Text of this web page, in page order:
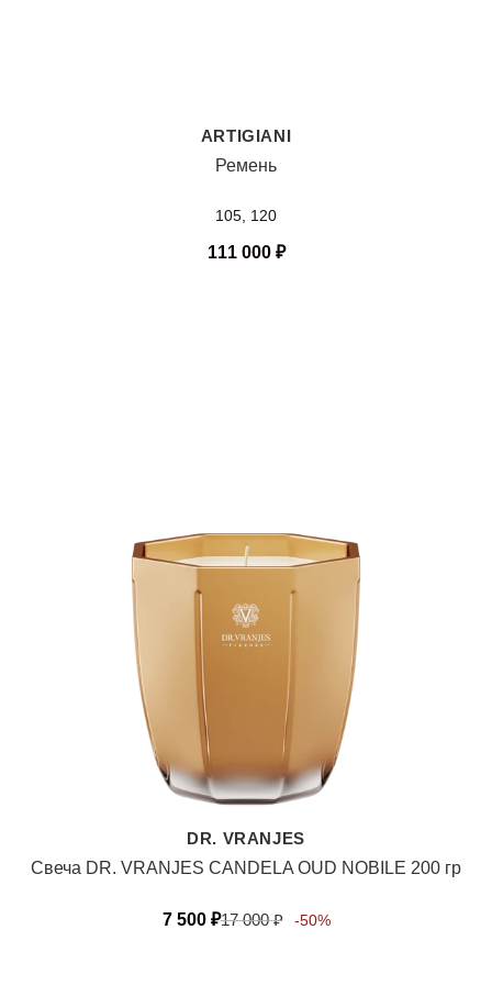
ARTIGIANI
Ремень
105, 120
111 000 ₽
DR. VRANJES
Свеча DR. VRANJES CANDELA OUD NOBILE 200 гр
7 500 ₽17 000₽ -50%